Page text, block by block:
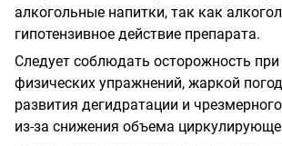
алкогольные напитки, так как
гипотензивное действие препарата.
Следует соблюдать осторожность
физических упражнений, жаркой
развития дегидратации и
из-за снижения объема